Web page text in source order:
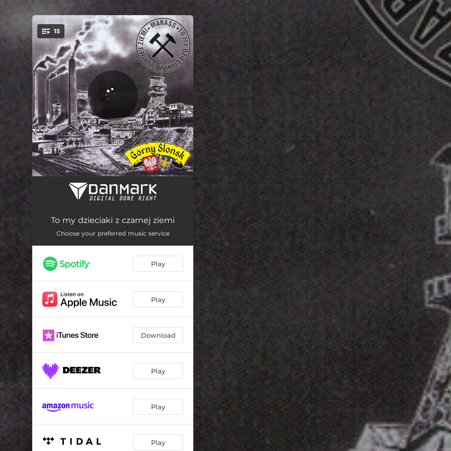
You're all set!
15
Hej! Hej!
Kaseta VHS 02:48
Dzieciaki z czarnej ziemi 03:01
GG Allin
Tacy sami 02:48
03:22
Czy pamietasz… 02:58
Mechaniczna pomarancza 02:26
Marass
hate Punk 02:01
Czy pamietasz (próba 2013) 02:56
To my dzieciaki z czarnej ziemi
Choose your preferred music service
Play
Play
Download
Play
Play
Play